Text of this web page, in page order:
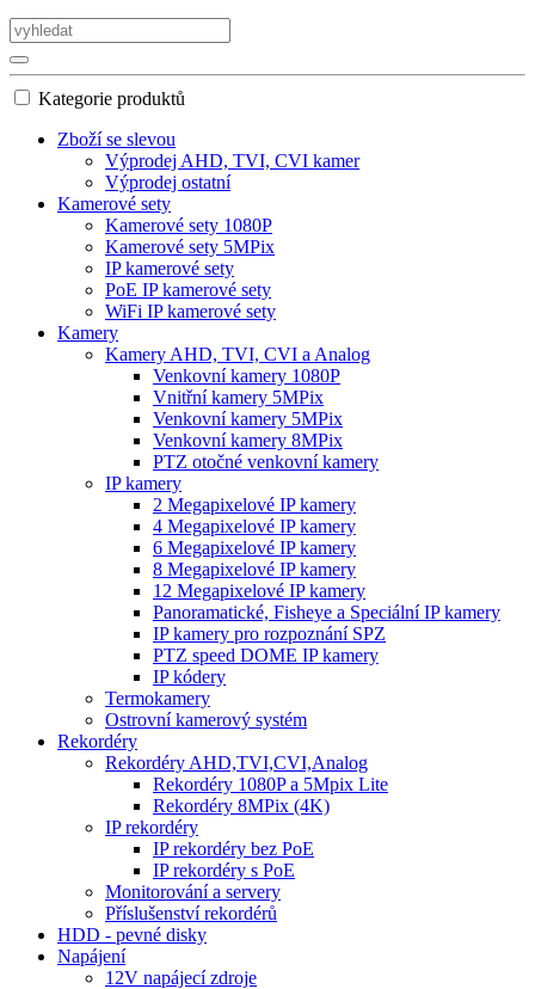
Kategorie produktů
Zboží se slevou
Výprodej AHD, TVI, CVI kamer
Výprodej ostatní
Kamerové sety
Kamerové sety 1080P
Kamerové sety 5MPix
IP kamerové sety
PoE IP kamerové sety
WiFi IP kamerové sety
Kamery
Kamery AHD, TVI, CVI a Analog
Venkovní kamery 1080P
Vnitřní kamery 5MPix
Venkovní kamery 5MPix
Venkovní kamery 8MPix
PTZ otočné venkovní kamery
IP kamery
2 Megapixelové IP kamery
4 Megapixelové IP kamery
6 Megapixelové IP kamery
8 Megapixelové IP kamery
12 Megapixelové IP kamery
Panoramatické, Fisheye a Speciální IP kamery
IP kamery pro rozpoznání SPZ
PTZ speed DOME IP kamery
IP kódery
Termokamery
Ostrovní kamerový systém
Rekordéry
Rekordéry AHD,TVI,CVI,Analog
Rekordéry 1080P a 5Mpix Lite
Rekordéry 8MPix (4K)
IP rekordéry
IP rekordéry bez PoE
IP rekordéry s PoE
Monitorování a servery
Příslušenství rekordérů
HDD - pevné disky
Napájení
12V napájecí zdroje